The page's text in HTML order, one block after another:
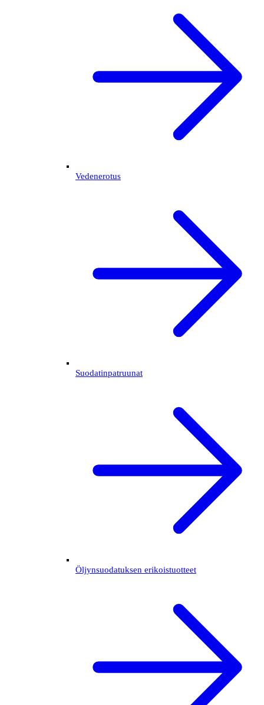
Vedenerotus
Suodatinpatruunat
Öljynsuodatuksen erikoistuotteet